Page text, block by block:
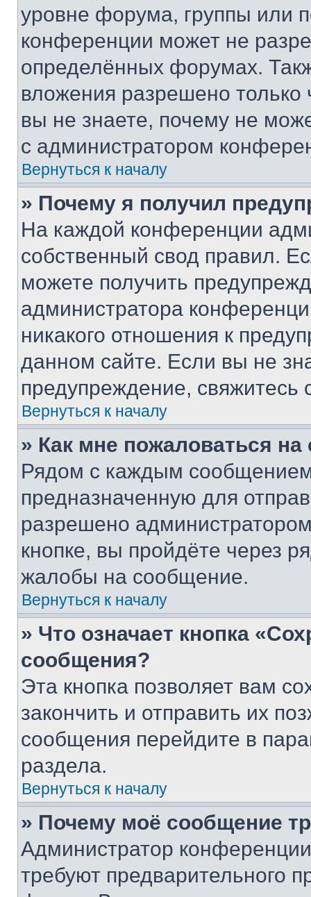
уровне форума, группы или
конференции может не
определённых форумах.
вложения разрешено
вы не знаете, почему не
с администратором
Вернуться к началу
» Почему я получил
На каждой конференции
собственный свод правил.
можете получить
администратора
никакого отношения к
данном сайте. Если вы не
предупреждение,
Вернуться к началу
» Как мне пожаловаться
Рядом с каждым сообщением
предназначенную для
разрешено
кнопке, вы пройдёте через
жалобы на сообщение.
Вернуться к началу
» Что означает кнопка
сообщения?
Эта кнопка позволяет вам
закончить и отправить их
сообщения перейдите в
раздела.
Вернуться к началу
» Почему моё сообщение
Администратор
требуют предварительного